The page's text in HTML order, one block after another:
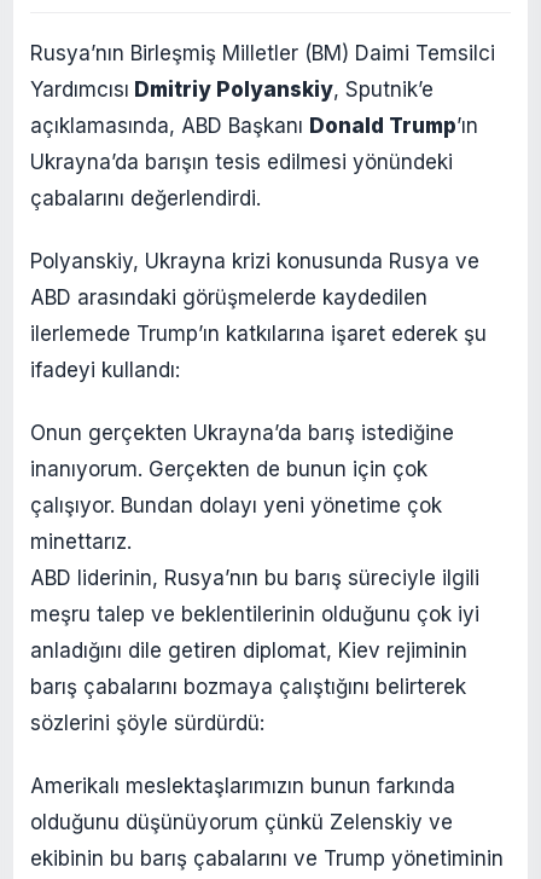
Rusya’nın Birleşmiş Milletler (BM) Daimi Temsilci
Yardımcısı Dmitriy Polyanskiy, Sputnik’e
açıklamasında, ABD Başkanı Donald Trump’ın
Ukrayna’da barışın tesis edilmesi yönündeki
çabalarını değerlendirdi.
Polyanskiy, Ukrayna krizi konusunda Rusya ve
ABD arasındaki görüşmelerde kaydedilen
ilerlemede Trump’ın katkılarına işaret ederek şu
ifadeyi kullandı:
Onun gerçekten Ukrayna’da barış istediğine
inanıyorum. Gerçekten de bunun için çok
çalışıyor. Bundan dolayı yeni yönetime çok
minettarız.
ABD liderinin, Rusya’nın bu barış süreciyle ilgili
meşru talep ve beklentilerinin olduğunu çok iyi
anladığını dile getiren diplomat, Kiev rejiminin
barış çabalarını bozmaya çalıştığını belirterek
sözlerini şöyle sürdürdü:
Amerikalı meslektaşlarımızın bunun farkında
olduğunu düşünüyorum çünkü Zelenskiy ve
ekibinin bu barış çabalarını ve Trump yönetiminin